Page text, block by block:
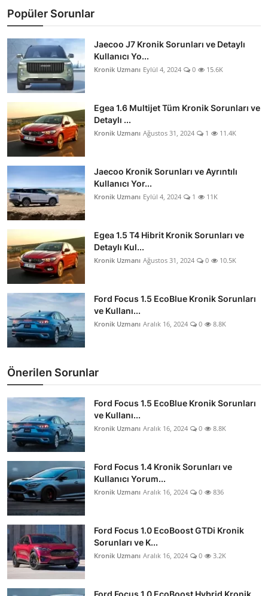
Popüler Sorunlar
Jaecoo J7 Kronik Sorunları ve Detaylı
Kullanıcı Yo...
Kronik Uzmanı Eylül 4, 2024 0 15.6K
Egea 1.6 Multijet Tüm Kronik Sorunları ve
Detaylı ...
Kronik Uzmanı Ağustos 31, 2024 1 11.4K
Jaecoo Kronik Sorunları ve Ayrıntılı
Kullanıcı Yor...
Kronik Uzmanı Eylül 4, 2024 1 11K
Egea 1.5 T4 Hibrit Kronik Sorunları ve
Detaylı Kul...
Kronik Uzmanı Ağustos 31, 2024 0 10.5K
Ford Focus 1.5 EcoBlue Kronik Sorunları
ve Kullanı...
Kronik Uzmanı Aralık 16, 2024 0 8.8K
Önerilen Sorunlar
Ford Focus 1.5 EcoBlue Kronik Sorunları
ve Kullanı...
Kronik Uzmanı Aralık 16, 2024 0 8.8K
Ford Focus 1.4 Kronik Sorunları ve
Kullanıcı Yorum...
Kronik Uzmanı Aralık 16, 2024 0 836
Ford Focus 1.0 EcoBoost GTDi Kronik
Sorunları ve K...
Kronik Uzmanı Aralık 16, 2024 0 3.2K
Ford Focus 1.0 EcoBoost Hybrid Kronik